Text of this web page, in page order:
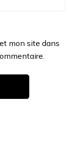
mon site dans